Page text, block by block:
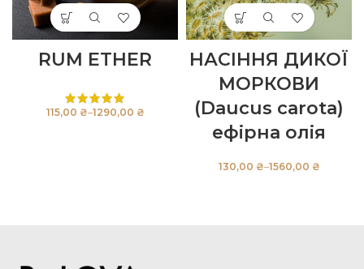
RUM ETHER
₴ ₴
НАСІННЯ ДИКОЇ
МОРКОВИ
(Daucus carota)
ефірна олія
₴ ₴